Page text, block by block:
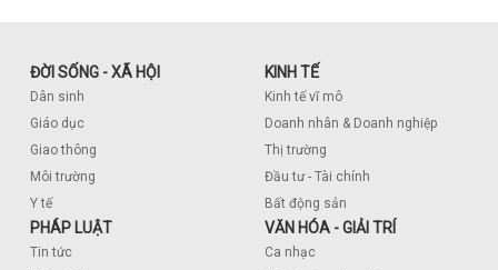
ĐỜI SỐNG - XÃ HỘI
Dân sinh
Giáo dục
Giao thông
Môi trường
Y tế
KINH TẾ
Kinh tế vĩ mô
Doanh nhân & Doanh nghiệp
Thị trường
Đầu tư - Tài chính
Bất động sản
PHÁP LUẬT
Tin tức
VĂN HÓA - GIẢI TRÍ
Ca nhạc